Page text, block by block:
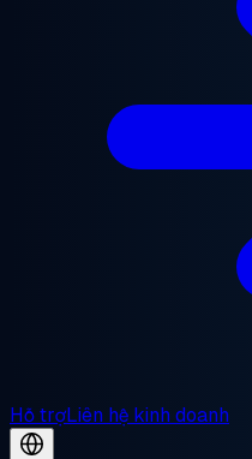
Hỗ trợLiên hệ kinh doanh